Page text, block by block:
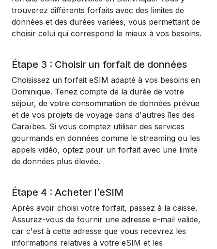
trouverez différents forfaits avec des limites de
données et des durées variées, vous permettant de
choisir celui qui correspond le mieux à vos besoins.
Étape 3 : Choisir un forfait de données
Choisissez un forfait eSIM adapté à vos besoins en
Dominique. Tenez compte de la durée de votre
séjour, de votre consommation de données prévue
et de vos projets de voyage dans d'autres îles des
Caraïbes. Si vous comptez utiliser des services
gourmands en données comme le streaming ou les
appels vidéo, optez pour un forfait avec une limite
de données plus élevée.
Étape 4 : Acheter l’eSIM
Après avoir choisi votre forfait, passez à la caisse.
Assurez-vous de fournir une adresse e-mail valide,
car c'est à cette adresse que vous recevrez les
informations relatives à votre eSIM et les